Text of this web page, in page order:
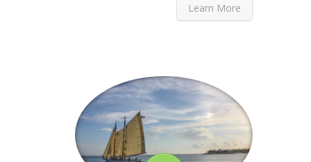
Learn More